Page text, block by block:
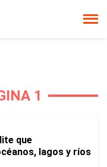
1
que
lagos y ríos